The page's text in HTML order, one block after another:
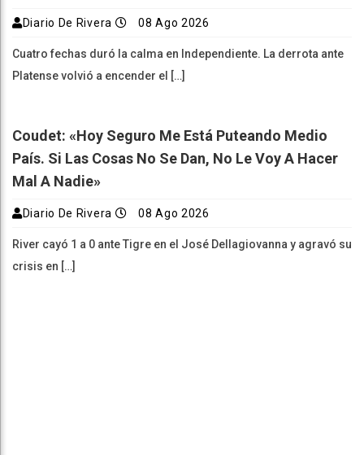
Diario De Rivera 08 Ago 2026
Cuatro fechas duró la calma en Independiente. La derrota ante
Platense volvió a encender el […]
Coudet: «Hoy Seguro Me Está Puteando Medio
País. Si Las Cosas No Se Dan, No Le Voy A Hacer
Mal A Nadie»
Diario De Rivera 08 Ago 2026
River cayó 1 a 0 ante Tigre en el José Dellagiovanna y agravó su
crisis en […]